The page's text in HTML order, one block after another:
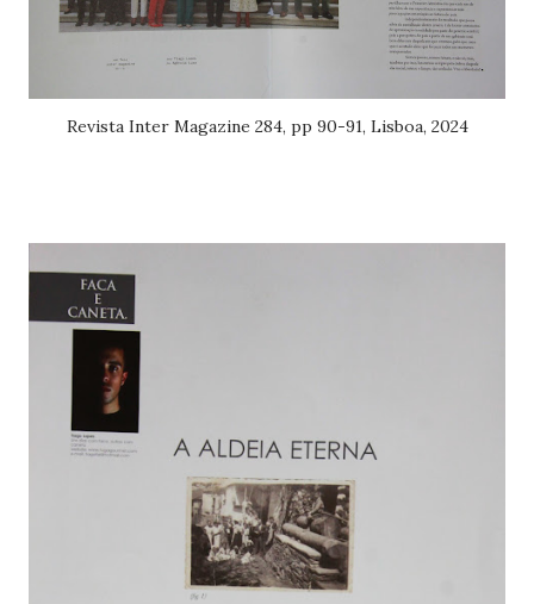
Revista Inter Magazine 284, pp 90-91, Lisboa, 2024